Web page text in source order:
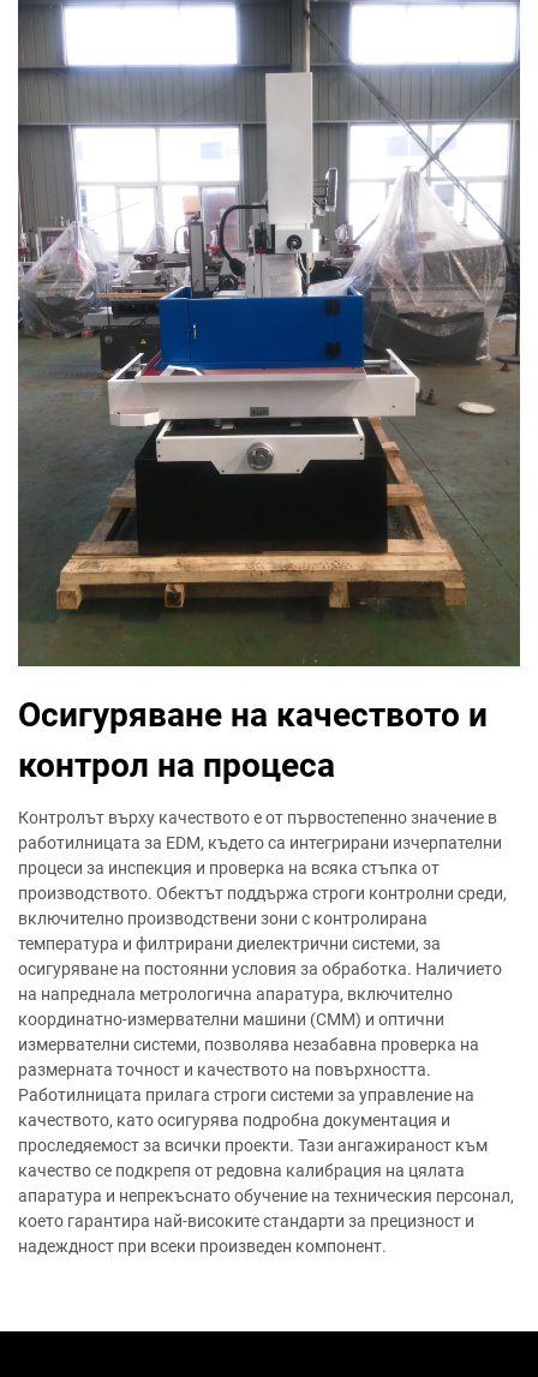
Осигуряване на качеството и
контрол на процеса
Контролът върху качеството е от първостепенно значение в
работилницата за EDM, където са интегрирани изчерпателни
процеси за инспекция и проверка на всяка стъпка от
производството. Обектът поддържа строги контролни среди,
включително производствени зони с контролирана
температура и филтрирани диелектрични системи, за
осигуряване на постоянни условия за обработка. Наличието
на напреднала метрологична апаратура, включително
координатно-измервателни машини (CMM) и оптични
измервателни системи, позволява незабавна проверка на
размерната точност и качеството на повърхността.
Работилницата прилага строги системи за управление на
качеството, като осигурява подробна документация и
проследяемост за всички проекти. Тази ангажираност към
качество се подкрепя от редовна калибрация на цялата
апаратура и непрекъснато обучение на техническия персонал,
което гарантира най-високите стандарти за прецизност и
надеждност при всеки произведен компонент.